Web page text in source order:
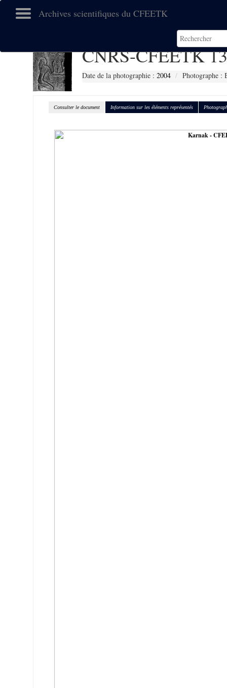
Archives scientifiques du CFEETK
CNRS-CFEETK
Date de la photographie :2004 Photographe :
Consulter le document Information sur les éléments représentés